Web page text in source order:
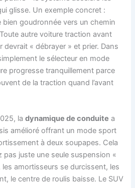
glisse. Un exemple concret :
bien goudronnée vers un chemin
autre voiture traction avant
devrait « débrayer » et prier. Dans
le sélecteur en mode
progresse tranquillement parce
de la traction quand l’avant
ladynamique de conduite a
amélioré offrant un mode sport
à deux soupapes. Cela
pas juste une seule suspension «
amortisseurs se durcissent, les
le centre de roulis baisse. Le SUV